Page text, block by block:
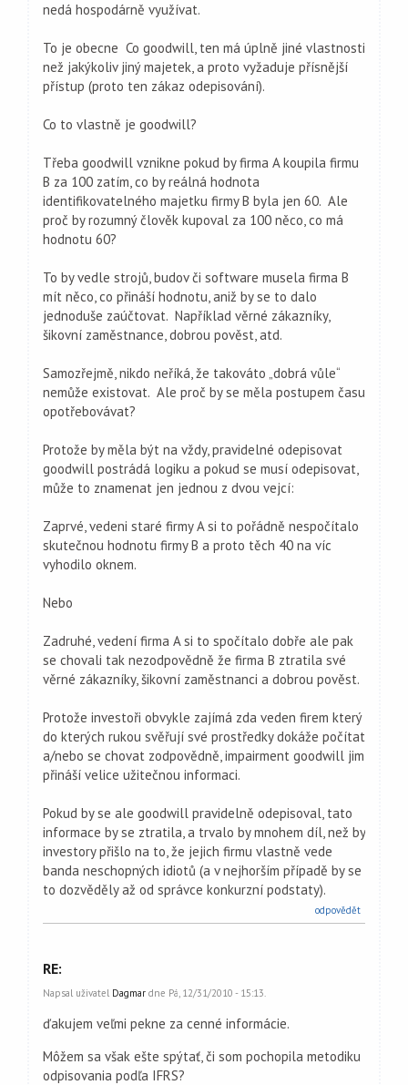
nedá hospodárně využívat.
To je obecne Co goodwill, ten má úplně jiné vlastnosti
než jakýkoliv jiný majetek, a proto vyžaduje přísnější
přístup (proto ten zákaz odepisování).
Co to vlastně je goodwill?
Třeba goodwill vznikne pokud by firma A koupila firmu
B za 100 zatím, co by reálná hodnota
identifikovatelného majetku firmy B byla jen 60. Ale
proč by rozumný člověk kupoval za 100 něco, co má
hodnotu 60?
To by vedle strojů, budov či software musela firma B
mít něco, co přináší hodnotu, aniž by se to dalo
jednoduše zaúčtovat. Například věrné zákazníky,
šikovní zaměstnance, dobrou pověst, atd.
Samozřejmě, nikdo neříká, že takováto „dobrá vůle“
nemůže existovat. Ale proč by se měla postupem času
opotřebovávat?
Protože by měla být na vždy, pravidelné odepisovat
goodwill postrádá logiku a pokud se musí odepisovat,
může to znamenat jen jednou z dvou vejcí:
Zaprvé, vedeni staré firmy A si to pořádně nespočítalo
skutečnou hodnotu firmy B a proto těch 40 na víc
vyhodilo oknem.
Nebo
Zadruhé, vedení firma A si to spočítalo dobře ale pak
se chovali tak nezodpovědně že firma B ztratila své
věrné zákazníky, šikovní zaměstnanci a dobrou pověst.
Protože investoři obvykle zajímá zda veden firem který
do kterých rukou svěřují své prostředky dokáže počítat
a/nebo se chovat zodpovědně, impairment goodwill jim
přináší velice užitečnou informaci.
Pokud by se ale goodwill pravidelně odepisoval, tato
informace by se ztratila, a trvalo by mnohem díl, než by
investory přišlo na to, že jejich firmu vlastně vede
banda neschopných idiotů (a v nejhorším případě by se
to dozvěděly až od správce konkurzní podstaty).
odpovědět
RE:
Napsal uživatel Dagmar dne Pá, 12/31/2010 - 15:13.
ďakujem veľmi pekne za cenné informácie.
Môžem sa však ešte spýtať, či som pochopila metodiku
odpisovania podľa IFRS?